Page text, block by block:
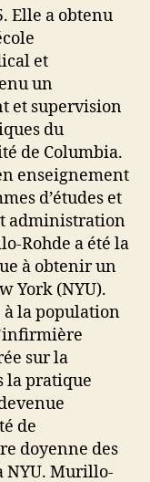
Elle a obtenu
et
un
et supervision
du
de Columbia.
enseignement
d’études et
administration
Rohde a été la
à obtenir un
York (NYU).
à la population
sur la
la pratique
de
doyenne des
NYU. Murillo-